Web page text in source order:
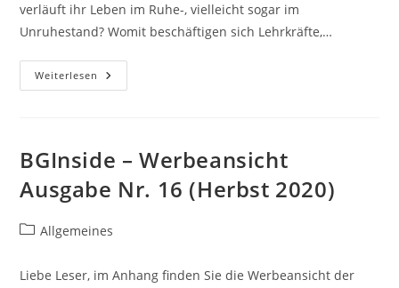
verläuft ihr Leben im Ruhe-, vielleicht sogar im
Unruhestand? Womit beschäftigen sich Lehrkräfte,…
Weiterlesen Was
Wurde
BGInside – Werbeansicht
Ausgabe Nr. 16 (Herbst 2020)
Beitrags-
Allgemeines
Liebe Leser, im Anhang finden Sie die Werbeansicht der